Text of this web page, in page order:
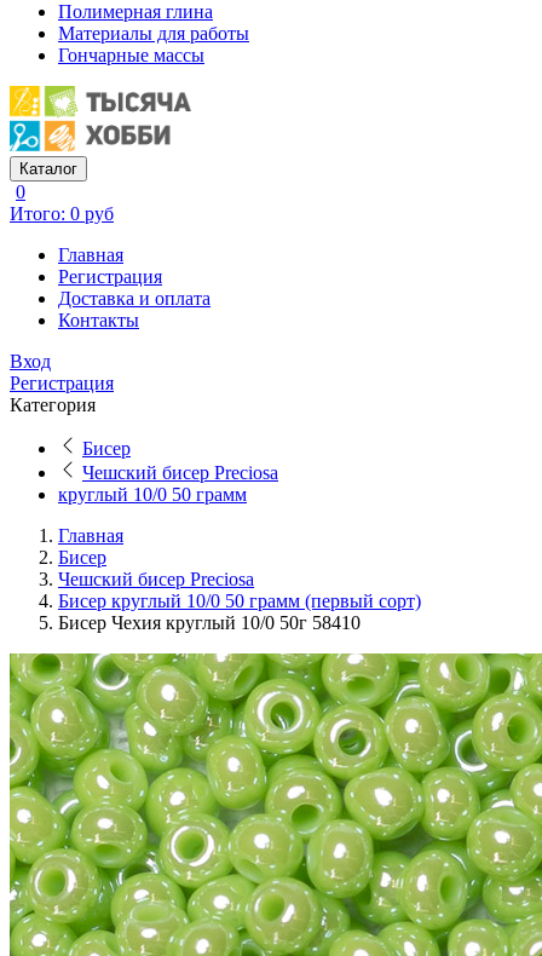
Полимерная глина
Материалы для работы
Гончарные массы
Каталог
0
Итого: 0 руб
Главная
Регистрация
Доставка и оплата
Контакты
Вход
Регистрация
Категория
Бисер
Чешский бисер Preciosa
круглый 10/0 50 грамм
Главная
Бисер
Чешский бисер Preciosa
Бисер круглый 10/0 50 грамм (первый сорт)
Бисер Чехия круглый 10/0 50г 58410